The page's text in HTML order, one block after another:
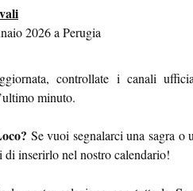
2026 a Perugia
controllate i canali
minuto.
Se vuoi segnalarci una sagra
di inserirlo nel nostro calendario!